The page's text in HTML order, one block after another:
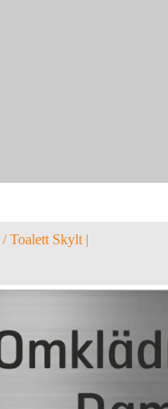
/Toalett Skylt |